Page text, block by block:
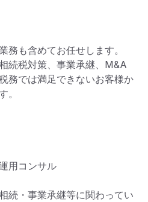
務も含めてお任せします。
続税対策、事業承継、M&A
務では満足できないお客様か
。
用コンサル
続・事業承継等に関わってい